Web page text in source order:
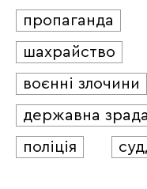
пропаганда
шахрайство
воєнні злочини
державна зрада
поліція